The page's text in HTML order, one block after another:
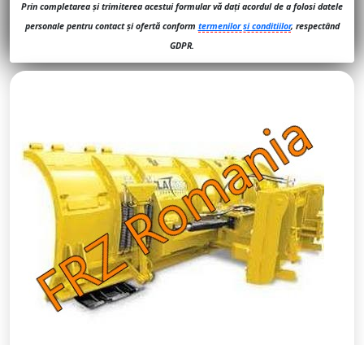
Prin completarea și trimiterea acestui formular vă dați acordul de a folosi datele
personale pentru contact și ofertă conform termenilor și conditiilor, respectând
GDPR.